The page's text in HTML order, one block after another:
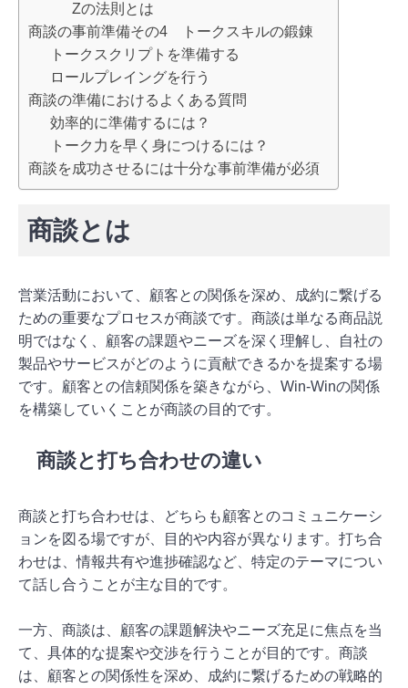
Zの法則とは
商談の事前準備その4 トークスキルの鍛錬
トークスクリプトを準備する
ロールプレイングを行う
商談の準備におけるよくある質問
効率的に準備するには？
トーク力を早く身につけるには？
商談を成功させるには十分な事前準備が必須
商談とは
営業活動において、顧客との関係を深め、成約に繋げる
ための重要なプロセスが商談です。商談は単なる商品説
明ではなく、顧客の課題やニーズを深く理解し、自社の
製品やサービスがどのように貢献できるかを提案する場
です。顧客との信頼関係を築きながら、Win-Winの関係
を構築していくことが商談の目的です。
商談と打ち合わせの違い
商談と打ち合わせは、どちらも顧客とのコミュニケーシ
ョンを図る場ですが、目的や内容が異なります。打ち合
わせは、情報共有や進捗確認など、特定のテーマについ
て話し合うことが主な目的です。
一方、商談は、顧客の課題解決やニーズ充足に焦点を当
て、具体的な提案や交渉を行うことが目的です。商談
は、顧客との関係性を深め、成約に繋げるための戦略的